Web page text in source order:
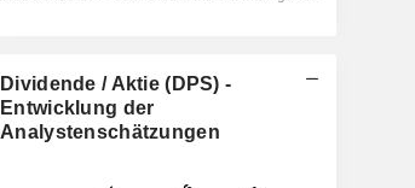
Dividende / Aktie (DPS) -
Entwicklung der
Analystenschätzungen